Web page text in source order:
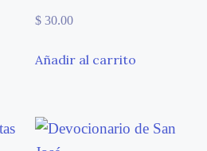
$ 30.00
Añadir al carrito